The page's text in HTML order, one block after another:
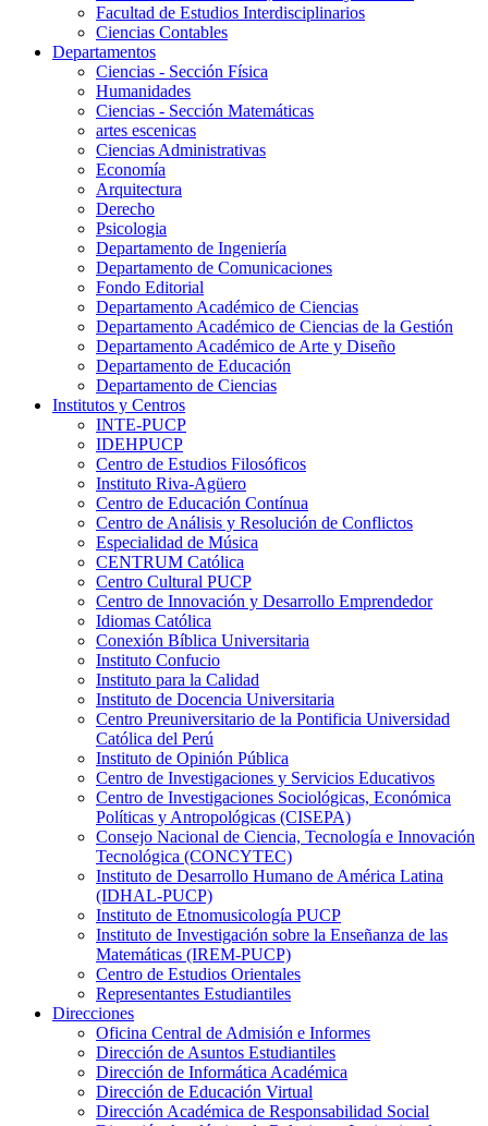
Facultad de Estudios Interdisciplinarios
Ciencias Contables
Departamentos
Ciencias - Sección Física
Humanidades
Ciencias - Sección Matemáticas
artes escenicas
Ciencias Administrativas
Economía
Arquitectura
Derecho
Psicologia
Departamento de Ingeniería
Departamento de Comunicaciones
Fondo Editorial
Departamento Académico de Ciencias
Departamento Académico de Ciencias de la Gestión
Departamento Académico de Arte y Diseño
Departamento de Educación
Departamento de Ciencias
Institutos y Centros
INTE-PUCP
IDEHPUCP
Centro de Estudios Filosóficos
Instituto Riva-Agüero
Centro de Educación Contínua
Centro de Análisis y Resolución de Conflictos
Especialidad de Música
CENTRUM Católica
Centro Cultural PUCP
Centro de Innovación y Desarrollo Emprendedor
Idiomas Católica
Conexión Bíblica Universitaria
Instituto Confucio
Instituto para la Calidad
Instituto de Docencia Universitaria
Centro Preuniversitario de la Pontificia Universidad
Católica del Perú
Instituto de Opinión Pública
Centro de Investigaciones y Servicios Educativos
Centro de Investigaciones Sociológicas, Económica
Políticas y Antropológicas (CISEPA)
Consejo Nacional de Ciencia, Tecnología e Innovación
Tecnológica (CONCYTEC)
Instituto de Desarrollo Humano de América Latina
(IDHAL-PUCP)
Instituto de Etnomusicología PUCP
Instituto de Investigación sobre la Enseñanza de las
Matemáticas (IREM-PUCP)
Centro de Estudios Orientales
Representantes Estudiantiles
Direcciones
Oficina Central de Admisión e Informes
Dirección de Asuntos Estudiantiles
Dirección de Informática Académica
Dirección de Educación Virtual
Dirección Académica de Responsabilidad Social